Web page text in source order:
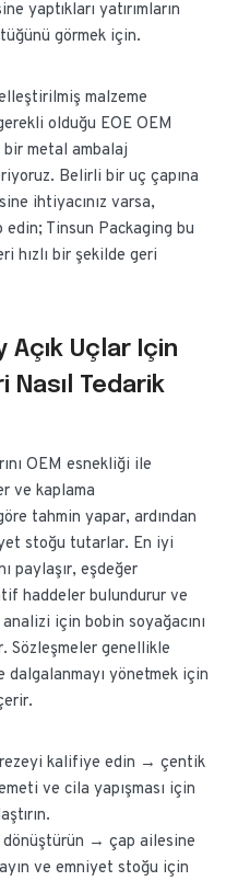
yaptıkları yatırımların
görmek için.
malzeme
olduğu EOE OEM
metal ambalaj
Belirli bir uç çapına
ihtiyacınız varsa,
Tinsun Packaging bu
hızlı bir şekilde geri
Uçlar Için
Nasıl Tedarik
OEM esnekliği ile
ve kaplama
tahmin yapar, ardından
stoğu tutarlar. En iyi
paylaşır, eşdeğer
haddeler bulundurur ve
analizi için bobin soyağacını
Sözleşmeler genellikle
yönetmek için
kalifiye edin → çentik
ve cila yapışması için
→ çap ailesine
ve emniyet stoğu için